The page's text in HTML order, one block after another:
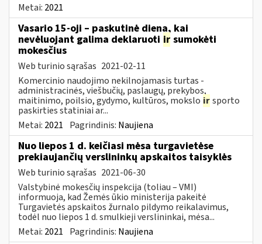
Metai: 2021
Vasario 15-oji – paskutinė diena, kai
nevėluojant galima deklaruoti ir sumokėti
mokesčius
Web turinio sąrašas 2021-02-11
Komercinio naudojimo nekilnojamasis turtas -
administracinės, viešbučių, paslaugų, prekybos,
maitinimo, poilsio, gydymo, kultūros, mokslo irsporto
paskirties statiniai ar...
Metai: 2021 Pagrindinis: Naujiena
Nuo liepos 1 d. keičiasi mėsa turgavietėse
prekiaujančių verslininkų apskaitos taisyklės
Web turinio sąrašas 2021-06-30
Valstybinė mokesčių inspekcija (toliau – VMI)
informuoja, kad Žemės ūkio ministerija pakeitė
Turgavietės apskaitos žurnalo pildymo reikalavimus,
todėl nuo liepos 1 d. smulkieji verslininkai, mėsa...
Metai: 2021 Pagrindinis: Naujiena